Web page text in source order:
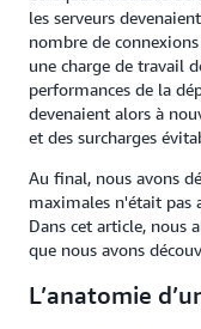
les serveurs
nombre de
une charge de travail
performances de la
devenaient alors à
et des surcharges
Au final, nous avons
maximales n'était pas
Dans cet article, nous
que nous avons
L’anatomie